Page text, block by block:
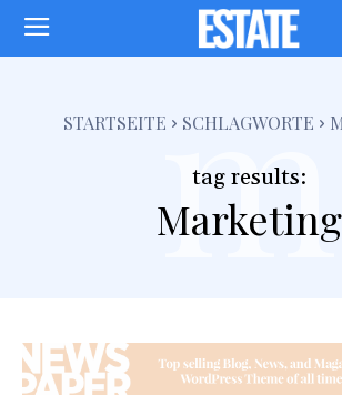
STARTSEITE SCHLAGWORTE
tag results:
Marketing
m